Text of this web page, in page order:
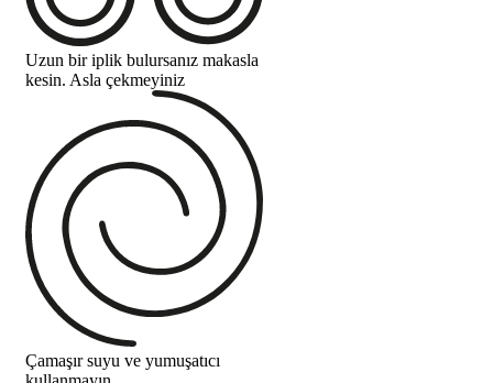
Uzun bir iplik bulursanız makasla
kesin. Asla çekmeyiniz
Çamaşır suyu ve yumuşatıcı